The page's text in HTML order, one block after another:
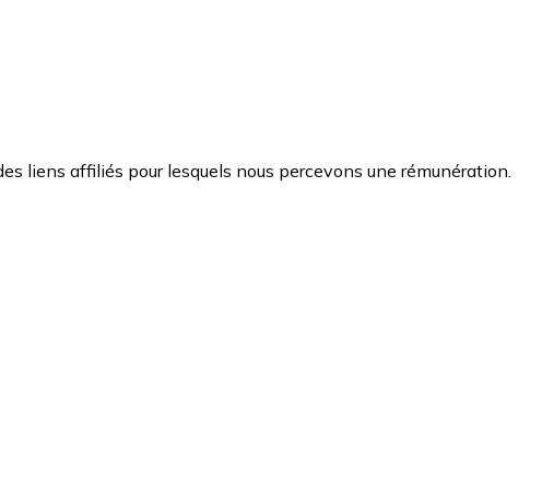
liens affiliés pour lesquels nous percevons une rémunération.